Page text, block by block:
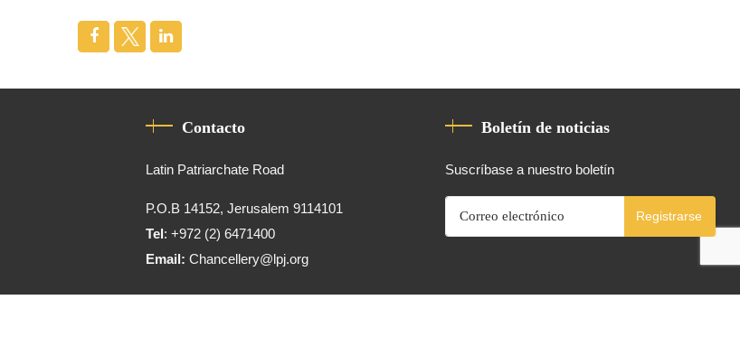
Contacto
Latin Patriarchate Road
P.O.B 14152, Jerusalem 9114101
Tel: +972 (2) 6471400
Email:Chancellery@lpj.org
Boletín de noticias
Suscríbase a nuestro boletín
Registrarse